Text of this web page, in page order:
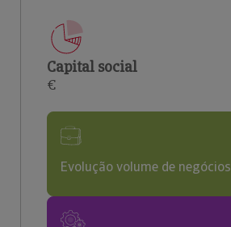
Capital social
€
Evolução volume de negócios